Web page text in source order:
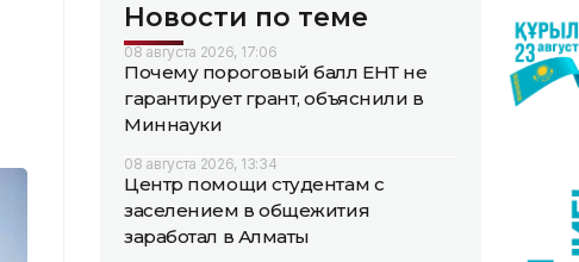
Новости по теме
08 августа 2026, 17:06
Почему пороговый балл ЕНТ не
гарантирует грант, объяснили в
Миннауки
08 августа 2026, 13:34
Центр помощи студентам с
заселением в общежития
заработал в Алматы